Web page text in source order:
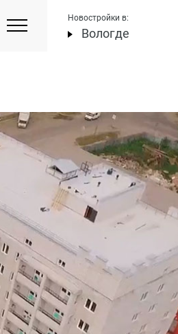
Новостройки в:
Вологде